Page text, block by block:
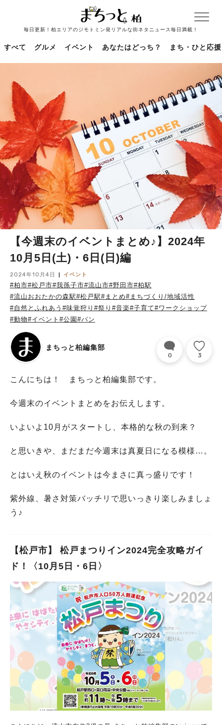
毎日更新！柏エリアのジモトミン発リアルな街ネタニュース毎日満載！
すべて グルメ イベント あなたはどっち？ まち・ひと応援
【今週末のイベントまとめ♪】2024年
10月5日(土)・6日(日)編
2024年10月4日 イベント
#柏市#松戸市#我孫子市#流山市#野田市#柏駅
#流山おおたかの森駅#松戸駅#まとめ#まちづくり/地域活性
#自然とふれあう #味覚狩り #祭り #音楽#子育て#ワークショップ
#動物#イベント #公園#パン
まちっと柏編集部
0 3
こんにちは！ まちっと柏編集部です。
今週末のイベントまとめをお伝えします。
いよいよ10月がスタートし、本格的な秋の到来？
と思いきや、まだまだ今週末は真夏日になる模様…。
とはいえ秋のイベントは今まさに真っ盛りです！
紫外線、暑さ対策バッチリで思いっきり楽しみましょ
う♪
【松戸市】 松戸まつりイン2024完全攻略ガイ
ド！〈10月5日・6日〉